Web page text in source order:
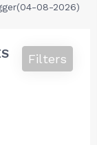
08-2026)
Filters